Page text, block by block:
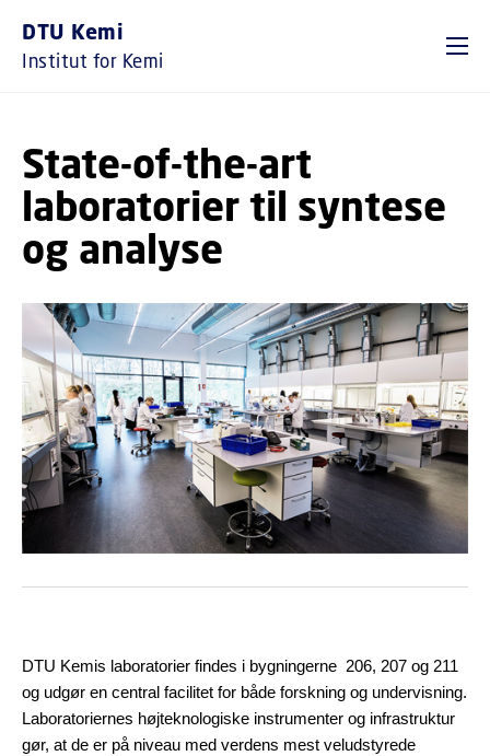
DTU Kemi
Institut for Kemi
State-of-the-art
laboratorier til syntese
og analyse
DTU Kemis laboratorier findes i bygningerne 206, 207 og 211
og udgør en central facilitet for både forskning og undervisning.
Laboratoriernes højteknologiske instrumenter og infrastruktur
gør, at de er på niveau med verdens mest veludstyrede